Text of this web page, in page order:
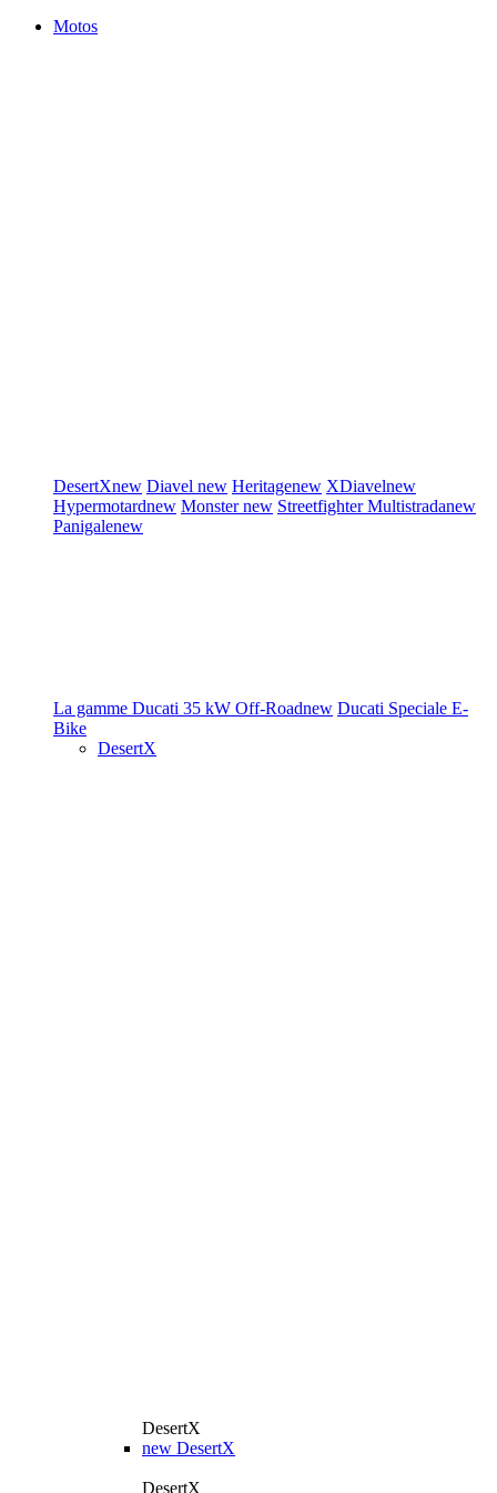
Motos
DesertXnew Diavel new Heritagenew XDiavelnew
Hypermotardnew Monsternew StreetfighterMultistradanew
Panigalenew
La gamme Ducati 35 kW Off-Roadnew Ducati Speciale E-
Bike
DesertX
DesertX
new DesertX
DesertX